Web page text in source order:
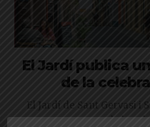
El Jardí publica
de la
El Jardí de Sant Gervasi i
marc de la